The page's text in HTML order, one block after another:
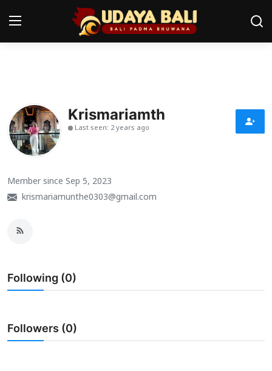
Pura
Desa Adat
Tradisi
Kearifan lokal
Seni
Usadha
Indonesia
Krismariamth
Last seen: 2 years ago
Member since Sep 5, 2023
krismariamunthe0303@gmail.com
Following (0)
Followers (0)